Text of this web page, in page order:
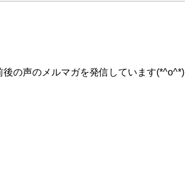
の声のメルマガを発信しています(*^o^*)